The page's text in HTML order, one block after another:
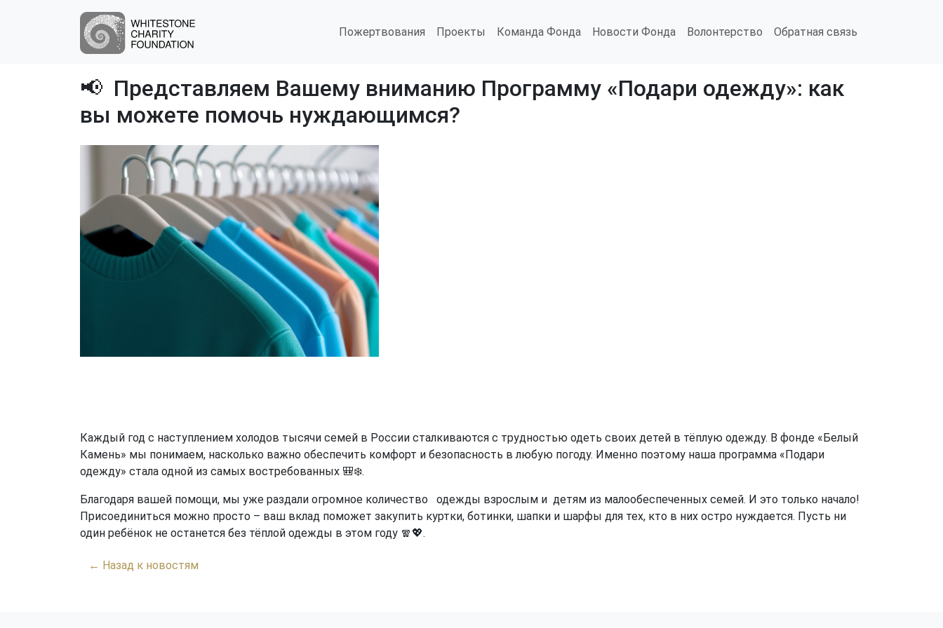
Пожертвования Проекты Команда Фонда Новости Фонда Волонтерство Обратная связь
📢 Представляем Вашему вниманию Программу «Подари одежду»: как
вы можете помочь нуждающимся?
Каждый год с наступлением холодов тысячи семей в России сталкиваются с трудностью одеть своих детей в тёплую одежду. В фонде «Белый
Камень» мы понимаем, насколько важно обеспечить комфорт и безопасность в любую погоду. Именно поэтому наша программа «Подари
одежду» стала одной из самых востребованных 🎒❄️.
Благодаря вашей помощи, мы уже раздали огромное количество одежды взрослым и детям из малообеспеченных семей. И это только начало!
Присоединиться можно просто – ваш вклад поможет закупить куртки, ботинки, шапки и шарфы для тех, кто в них остро нуждается. Пусть ни
один ребёнок не останется без тёплой одежды в этом году 🧣💖.
← Назад к новостям